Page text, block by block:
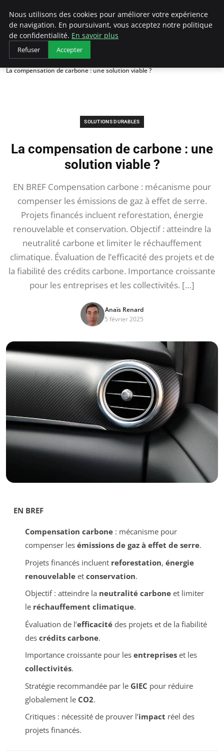
Arcticclimateemergency
Accueil
Solutions Durables
La compensation de carbone : une solution viable ?
SOLUTIONS DURABLES
La compensation de carbone : une
solution viable ?
EN BREF Compensation carbone : mécanisme pour
compenser les émissions de gaz à effet de serre.
Projets financés incluent reforestation, énergie
renouvelable et conservation. Objectif : atteindre la
neutralité carbone et limiter le réchauffement
climatique. Évaluation de l’efficacité des projets et de
la fiabilité des crédits carbone. Importance croissante
pour les entreprises et les collectivités. […]
Anaïs Renard
5 février 2025
EN BREF
Compensation carbone: mécanisme pour
compenser les émissions de gaz à effet de serre.
Projets financés incluent reforestation, énergie
renouvelableet conservation.
Objectif : atteindre la neutralité carboneet limiter
le réchauffement climatique.
Évaluation de l’efficacitédes projets et de la fiabilité
des crédits carbone.
Importance croissante pour les entrepriseset les
collectivités.
Stratégie recommandée par le GIEC pour réduire
globalement le CO2.
Critiques : nécessité de prouver l’impact réel des
projets financés.
Nous utilisons des cookies pour améliorer votre expérience
de navigation. En poursuivant, vous acceptez notre politique
de confidentialité. En savoir plus
Refuser Accepter